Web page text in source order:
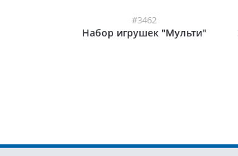
#3462
Набор игрушек "Мульти"